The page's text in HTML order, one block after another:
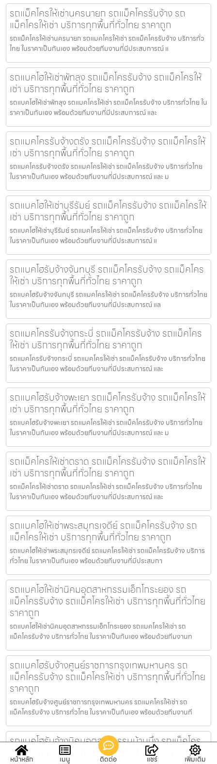
รถแม็คโครให้เช่านครนายก รถแม็คโครรับจ้าง รถ
แม็คโครให้เช่า บริการทุกพื้นที่ทั่วไทย ราคาถูก
รถแม็คโครให้เช่านครนายก รถแมคโครให้เช่า รถแม็คโครรับจ้าง บริการทั่ว
ไทย ในราคาเป็นกันเอง พร้อมด้วยทีมงานที่มีประสบการณ์ แ
รถแบคโฮให้เช่าพัทลุง รถแม็คโครรับจ้าง รถแม็คโครให้
เช่า บริการทุกพื้นที่ทั่วไทย ราคาถูก
รถแบคโฮให้เช่าพัทลุง รถแมคโครให้เช่า รถแม็คโครรับจ้าง บริการทั่วไทย ใน
ราคาเป็นกันเอง พร้อมด้วยทีมงานที่มีประสบการณ์ และ
รถแมคโครรับจ้างตรัง รถแม็คโครรับจ้าง รถแม็คโครให้
เช่า บริการทุกพื้นที่ทั่วไทย ราคาถูก
รถแมคโครรับจ้างตรัง รถแมคโครให้เช่า รถแม็คโครรับจ้าง บริการทั่วไทย
ในราคาเป็นกันเอง พร้อมด้วยทีมงานที่มีประสบการณ์ และ ม
รถแบคโฮให้เช่าบุรีรัมย์ รถแม็คโครรับจ้าง รถแม็คโครให้
เช่า บริการทุกพื้นที่ทั่วไทย ราคาถูก
รถแบคโฮให้เช่าบุรีรัมย์ รถแมคโครให้เช่า รถแม็คโครรับจ้าง บริการทั่วไทย
ในราคาเป็นกันเอง พร้อมด้วยทีมงานที่มีประสบการณ์ แ
รถแบคโฮรับจ้างจันทบุรี รถแม็คโครรับจ้าง รถแม็คโคร
ให้เช่า บริการทุกพื้นที่ทั่วไทย ราคาถูก
รถแบคโฮรับจ้างจันทบุรี รถแมคโครให้เช่า รถแม็คโครรับจ้าง บริการทั่วไทย
ในราคาเป็นกันเอง พร้อมด้วยทีมงานที่มีประสบการณ์ แล
รถแมคโครรับจ้างกระบี่ รถแม็คโครรับจ้าง รถแม็คโคร
ให้เช่า บริการทุกพื้นที่ทั่วไทย ราคาถูก
รถแมคโครรับจ้างกระบี่ รถแมคโครให้เช่า รถแม็คโครรับจ้าง บริการทั่วไทย
ในราคาเป็นกันเอง พร้อมด้วยทีมงานที่มีประสบการณ์ และ
รถแบคโฮรับจ้างพะเยา รถแม็คโครรับจ้าง รถแม็คโครให้
เช่า บริการทุกพื้นที่ทั่วไทย ราคาถูก
รถแบคโฮรับจ้างพะเยา รถแมคโครให้เช่า รถแม็คโครรับจ้าง บริการทั่วไทย
ในราคาเป็นกันเอง พร้อมด้วยทีมงานที่มีประสบการณ์ และ ม
รถแม็คโครให้เช่าตราด รถแม็คโครรับจ้าง รถแม็คโครให้
เช่า บริการทุกพื้นที่ทั่วไทย ราคาถูก
รถแม็คโครให้เช่าตราด รถแมคโครให้เช่า รถแม็คโครรับจ้าง บริการทั่วไทย
ในราคาเป็นกันเอง พร้อมด้วยทีมงานที่มีประสบการณ์ และ
รถแบคโฮให้เช่าพระสมุทรเจดีย์ รถแม็คโครรับจ้าง รถ
แม็คโครให้เช่า บริการทุกพื้นที่ทั่วไทย ราคาถูก
รถแบคโฮให้เช่าพระสมุทรเจดีย์ รถแมคโครให้เช่า รถแม็คโครรับจ้าง บริการ
ทั่วไทย ในราคาเป็นกันเอง พร้อมด้วยทีมงานที่มีประสบกา
รถแบคโฮให้เช่านิคมอุตสาหกรรมเอ็กโกระยอง รถ
แม็คโครรับจ้าง รถแม็คโครให้เช่า บริการทุกพื้นที่ทั่วไทย
ราคาถูก
รถแบคโฮให้เช่านิคมอุตสาหกรรมเอ็กโกระยอง รถแมคโครให้เช่า รถ
แม็คโครรับจ้าง บริการทั่วไทย ในราคาเป็นกันเอง พร้อมด้วยทีมงานท
รถแบคโฮรับจ้างศูนย์ราชการกรุงเทพมหานคร รถ
แม็คโครรับจ้าง รถแม็คโครให้เช่า บริการทุกพื้นที่ทั่วไทย
ราคาถูก
รถแบคโฮรับจ้างศูนย์ราชการกรุงเทพมหานคร รถแมคโครให้เช่า รถ
แม็คโครรับจ้าง บริการทั่วไทย ในราคาเป็นกันเอง พร้อมด้วยทีมงานที
รถแบคโฮรับจ้างนิคมอุตสาหกรรมบ้านบึง รถแม็คโคร
รับจ้าง รถแม็คโครให้เช่า บริการทุกพื้นที่ทั่วไทย ราคา
หน้าหลัก เมนู ติดต่อ แชร์ เพิ่มเติม